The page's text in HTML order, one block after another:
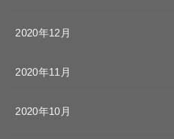
2020年12月
2020年11月
2020年10月